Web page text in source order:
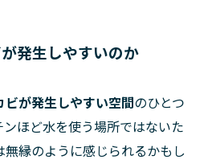
発生しやすいのか
ビが発生しやすい空間のひとつ
ほど水を使う場所ではないた
縁のように感じられるかもし